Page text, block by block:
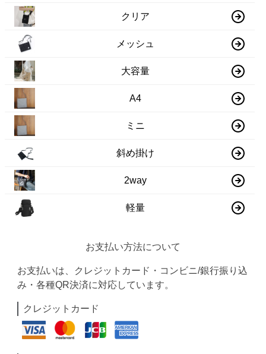
クリア
メッシュ
大容量
A4
ミニ
斜め掛け
2way
軽量
お支払い方法について
お支払いは、クレジットカード・コンビニ/銀行振り込
み・各種QR決済に対応しています。
クレジットカード